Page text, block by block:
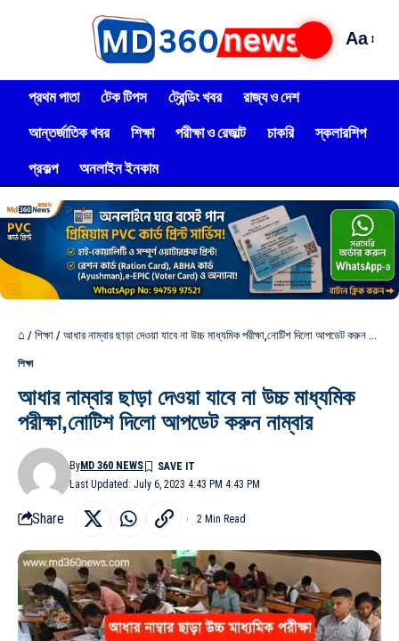
Aa
প্রথম পাতা টেক টিপস ট্রেন্ডিং খবর
রাজ্য ও দেশ
আন্তর্জাতিক খবর
শিক্ষা পরীক্ষা ও রেজাল্ট চাকরি
স্কলারশিপ
প্রকল্প
অনলাইন ইনকাম
⌂ / শিক্ষা / আধার নাম্বার ছাড়া দেওয়া যাবে না উচ্চ মাধ্যমিক পরীক্ষা,নোটিশ দিলো আপডেট করুন নাম্বার
শিক্ষা
আধার নাম্বার ছাড়া দেওয়া যাবে না উচ্চ মাধ্যমিক
পরীক্ষা,নোটিশ দিলো আপডেট করুন নাম্বার
Last Updated: July 6, 2023 4:43 PM 4:43 PM
ByMD 360 NEWS
Share 2 Min Read